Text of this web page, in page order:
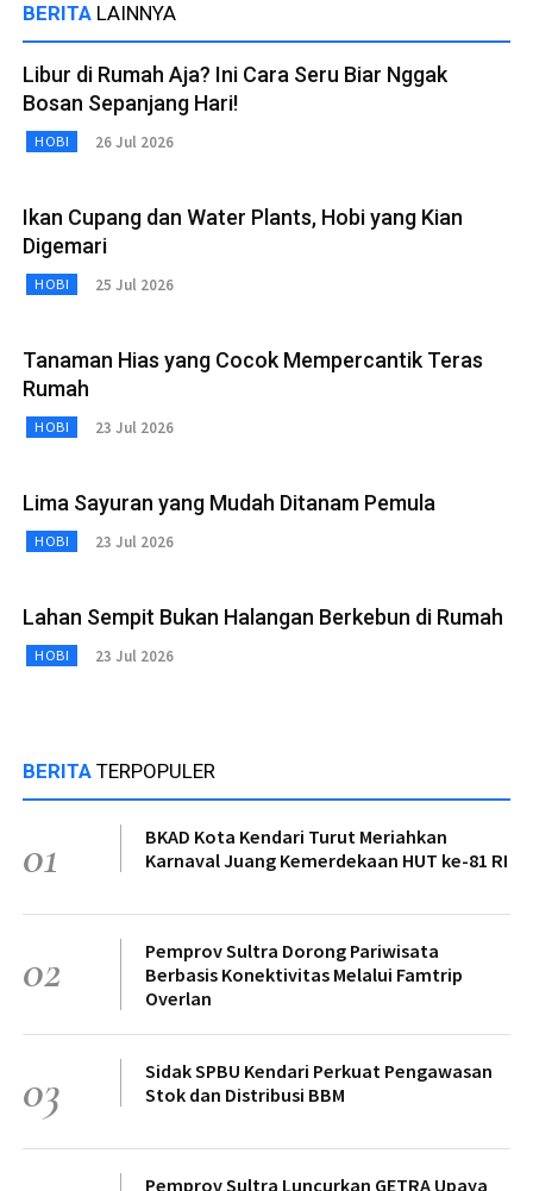
BERITA LAINNYA
Libur di Rumah Aja? Ini Cara Seru Biar Nggak
Bosan Sepanjang Hari!
HOBI 26 Jul 2026
Ikan Cupang dan Water Plants, Hobi yang Kian
Digemari
HOBI 25 Jul 2026
Tanaman Hias yang Cocok Mempercantik Teras
Rumah
HOBI 23 Jul 2026
Lima Sayuran yang Mudah Ditanam Pemula
HOBI 23 Jul 2026
Lahan Sempit Bukan Halangan Berkebun di Rumah
HOBI 23 Jul 2026
BERITA TERPOPULER
01
BKAD Kota Kendari Turut Meriahkan
Karnaval Juang Kemerdekaan HUT ke-81 RI
02
Pemprov Sultra Dorong Pariwisata
Berbasis Konektivitas Melalui Famtrip
Overlan
03
Sidak SPBU Kendari Perkuat Pengawasan
Stok dan Distribusi BBM
Pemprov Sultra Luncurkan GETRA Upaya